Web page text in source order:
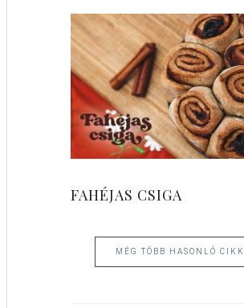
FAHÉJAS CSIGA
MÉG TÖBB HASONLÓ CIKK